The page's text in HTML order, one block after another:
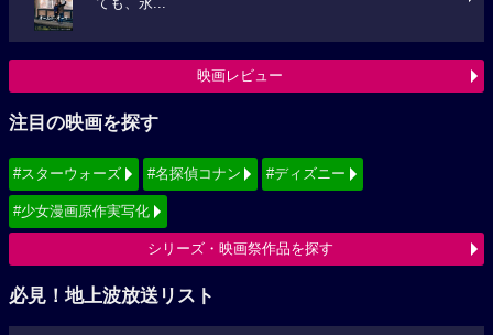
ても、永...
映画レビュー
注目の映画を探す
#スターウォーズ #名探偵コナン #ディズニー
#少女漫画原作実写化
シリーズ・映画祭作品を探す
必見！地上波放送リスト